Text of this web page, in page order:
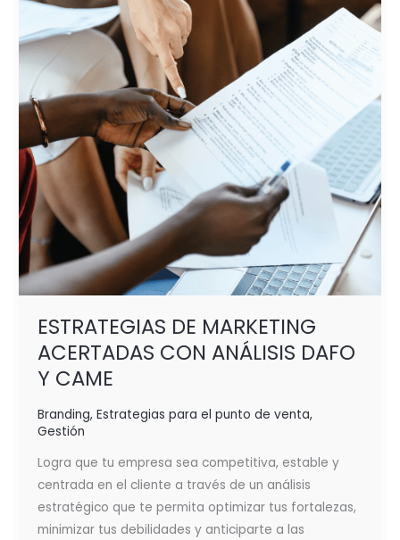
ESTRATEGIAS DE MARKETING
ACERTADAS CON ANÁLISIS DAFO
Y CAME
Branding, Estrategias para el punto de venta,
Gestión
Logra que tu empresa sea competitiva, estable y
centrada en el cliente a través de un análisis
estratégico que te permita optimizar tus fortalezas,
minimizar tus debilidades y anticiparte a las
ACERTADAS
CON
ANÁLISIS
DAFO
Y CAME